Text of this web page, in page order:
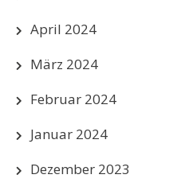
April 2024
März 2024
Februar 2024
Januar 2024
Dezember 2023